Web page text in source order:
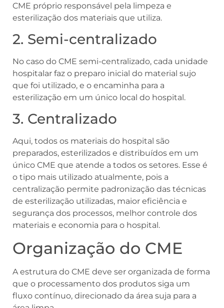
CME próprio responsável pela limpeza e
esterilização dos materiais que utiliza.
2. Semi-centralizado
No caso do CME semi-centralizado, cada unidade
hospitalar faz o preparo inicial do material sujo
que foi utilizado, e o encaminha para a
esterilização em um único local do hospital.
3. Centralizado
Aqui, todos os materiais do hospital são
preparados, esterilizados e distribuídos em um
único CME que atende a todos os setores. Esse é
o tipo mais utilizado atualmente, pois a
centralização permite padronização das técnicas
de esterilização utilizadas, maior eficiência e
segurança dos processos, melhor controle dos
materiais e economia para o hospital.
Organização do CME
A estrutura do CME deve ser organizada de forma
que o processamento dos produtos siga um
fluxo contínuo, direcionado da área suja para a